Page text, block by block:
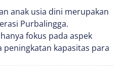
anak usia dini merupakan
Purbalingga.
fokus pada aspek
kapasitas para